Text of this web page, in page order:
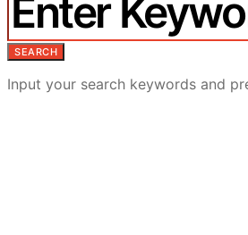
SEARCH
Input your search keywords and